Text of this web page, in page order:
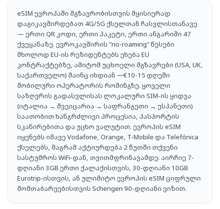
ინგლისი, სამოგზაურო
ინტერნეტი
ირლანდია, სამოგზაურო
ინტერნეტი
ისლანდია, სამოგზაურო
ინტერნეტი
იტალია, სამოგზაურო
ინტერნეტი
კვიპროსი, სამოგზაურო
ინტერნეტი
კოსოვო, სამოგზაურო
ინტერნეტი
ლატვია, სამოგზაურო
ინტერნეტი
ლიეტუვა, სამოგზაურო
ინტერნეტი
ლიხტენშტაინი,
სამოგზაურო ინტერნეტი
ლუქსემბურგი,
სამოგზაურო ინტერნეტი
მალტა, სამოგზაურო
ინტერნეტი
მოლდოვა, სამოგზაურო
ინტერნეტი
მონტენეგრო,
სამოგზაურო ინტერნეტი
ნიდერლანდები,
სამოგზაურო ინტერნეტი
ნორვეგია, სამოგზაურო
პოლონეთი, სამოგზაურო
eSIM ევროპაში მგზავრობისთვის მყისიერად
დაგიკავშირდებათ 4G/5G ქსელთან ჩასვლისთანავე
— ერთი QR კოდი, ერთი პაკეტი, ერთი ანგარიში 47
ქვეყანაზე. ევროკავშირის "no-roaming" წესები
მხოლოდ EU-ის რეზიდენტებს ეხება EU
კონტრაქტებზე, ამიტომ უცხოელი მგზავრები (USA, UK,
საქართველო) მაინც იხდიან ⁓€10-15 დღეში
მობილური ოპერატორის რომინგზე. ყოველი
საზღვრის გადასვლისას ლოკალური SIM-ის ყიდვა
(იტალია → შვეიცარია → საფრანგეთი → ესპანეთი)
საათობით ხანგრძლივი პროცესია, პასპორტის
სკანირებითა და უცხო ვალუტით. ევროპის eSIM
იყენებს იმავე Vodafone, Orange, T-Mobile და Telefónica
ქსელებს, მაგრამ აქტიურდება 2 წუთში თქვენი
სასტუმროს WiFi-დან, თვითმფრინავამდე. აირჩიე 7-
დღიანი 3GB ერთი ქალაქისთვის, 30-დღიანი 10GB
Eurotrip-ისთვის, ან ულიმიტო ევროპის eSIM ციფრული
მომთაბარეებისთვის Schengen 90-დღიანი ვიზით.